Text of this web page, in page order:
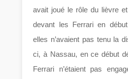
avait joué le rôle du lièvre
devant les Ferrari en
elles n’avaient pas tenu la
ci, à Nassau, en ce début
Ferrari n’étaient pas